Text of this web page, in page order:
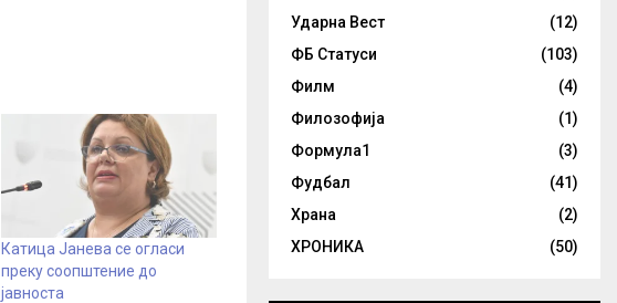
Катица Јанева се огласи
преку соопштение до
јавноста
Ударна Вест
(12)
ФБ Статуси
(103)
Филм
(4)
Филозофија
(1)
Формула1
(3)
Фудбал
(41)
Храна
(2)
ХРОНИКА
(50)